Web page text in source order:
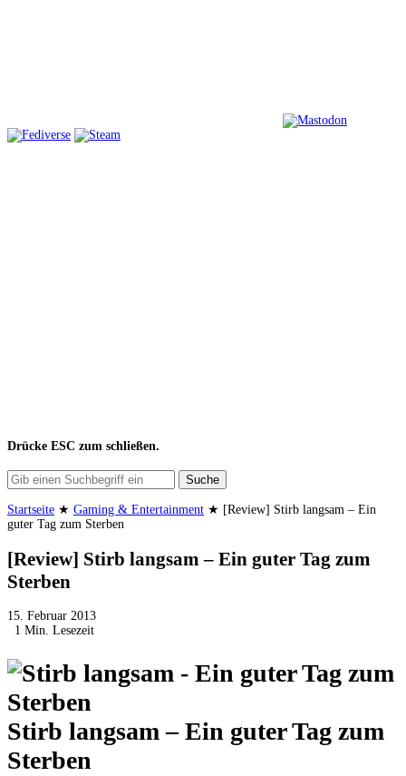
Drücke ESC zum schließen.
Suche
Startseite ★ Gaming & Entertainment ★ [Review] Stirb langsam – Ein
guter Tag zum Sterben
[Review] Stirb langsam – Ein guter Tag zum
Sterben
15. Februar 2013
1 Min. Lesezeit
Stirb langsam – Ein guter Tag zum
Sterben